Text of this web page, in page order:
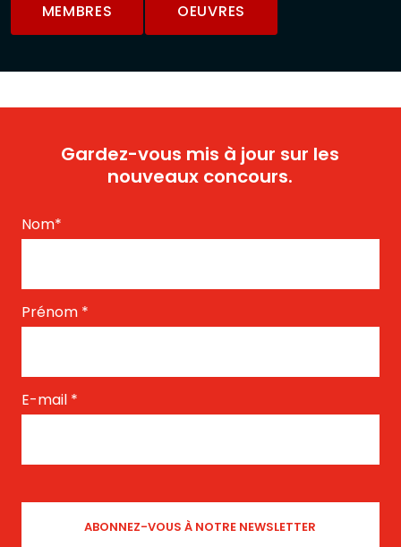
MEMBRES OEUVRES
Gardez-vous mis à jour sur les
nouveaux concours.
Nom*
Prénom *
E-mail *